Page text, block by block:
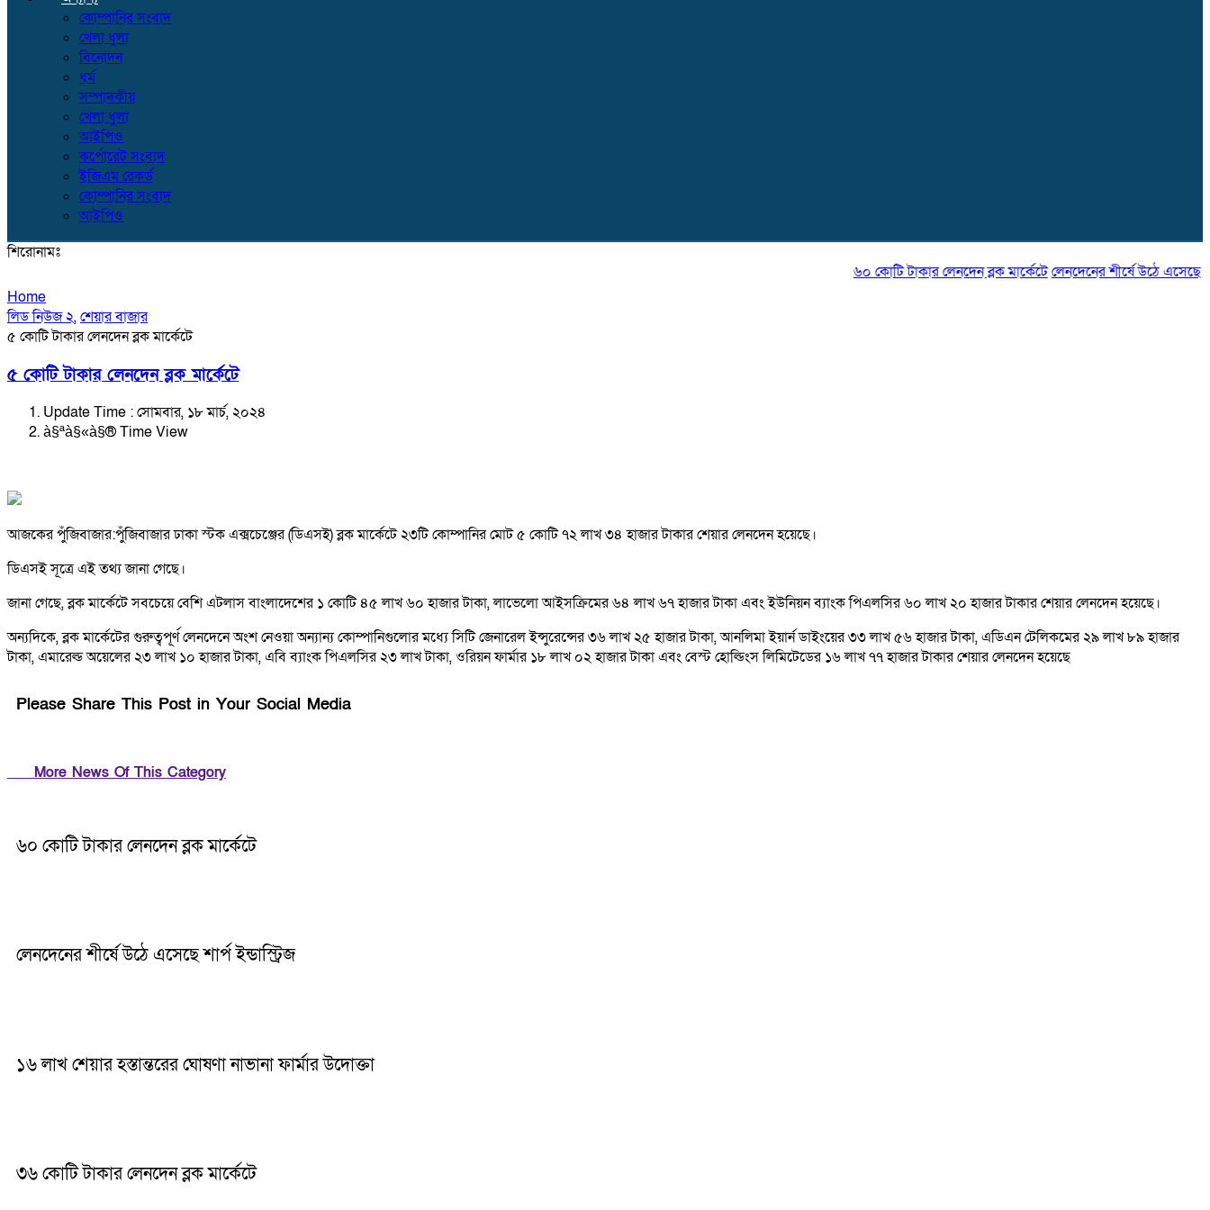
কোম্পানির সংবাদ
খেলা ধুলা
বিনোদন
ধর্ম
সম্পাদকীয়
খেলা ধুলা
আইপিও
কর্পোরেট সংবাদ
ইজিএম রেকর্ড
কোম্পানির সংবাদ
আইপিও
শিরোনামঃ
৬০ কোটি টাকার লেনদেন ব্লক মার্কেটেলেনদেনের শীর্ষে উঠে এসেছে শার্প
Home
লিড নিউজ ২,শেয়ার বাজার
৫ কোটি টাকার লেনদেন ব্লক মার্কেটে
৫ কোটি টাকার লেনদেন ব্লক মার্কেটে
Update Time : সোমবার, ১৮ মার্চ, ২০২৪
à§ªà§«à§® Time View
আজকের পুঁজিবাজার:পুঁজিবাজার ঢাকা স্টক এক্সচেঞ্জের (ডিএসই) ব্লক মার্কেটে ২৩টি কোম্পানির মোট ৫ কোটি ৭২ লাখ ৩৪ হাজার টাকার শেয়ার লেনদেন হয়েছে।
ডিএসই সূত্রে এই তথ্য জানা গেছে।
জানা গেছে, ব্লক মার্কেটে সবচেয়ে বেশি এটলাস বাংলাদেশের ১ কোটি ৪৫ লাখ ৬০ হাজার টাকা, লাভেলো আইসক্রিমের ৬৪ লাখ ৬৭ হাজার টাকা এবং ইউনিয়ন ব্যাংক পিএলসির ৬০ লাখ ২০ হাজার টাকার শেয়ার লেনদেন হয়েছে।
অন্যদিকে, ব্লক মার্কেটের গুরুত্বপূর্ণ লেনদেনে অংশ নেওয়া অন্যান্য কোম্পানিগুলোর মধ্যে সিটি জেনারেল ইন্সুরেন্সের ৩৬ লাখ ২৫ হাজার টাকা, আনলিমা ইয়ার্ন ডাইংয়ের ৩৩ লাখ ৫৬ হাজার টাকা, এডিএন টেলিকমের ২৯ লাখ ৮৯ হাজার
টাকা, এমারেল্ড অয়েলের ২৩ লাখ ১০ হাজার টাকা, এবি ব্যাংক পিএলসির ২৩ লাখ টাকা, ওরিয়ন ফার্মার ১৮ লাখ ০২ হাজার টাকা এবং বেস্ট হোল্ডিংস লিমিটেডের ১৬ লাখ ৭৭ হাজার টাকার শেয়ার লেনদেন হয়েছে
Please Share This Post in Your Social Media
More News Of This Category
৬০ কোটি টাকার লেনদেন ব্লক মার্কেটে
লেনদেনের শীর্ষে উঠে এসেছে শার্প ইন্ডাস্ট্রিজ
১৬ লাখ শেয়ার হস্তান্তরের ঘোষণা নাভানা ফার্মার উদোক্তা
৩৬ কোটি টাকার লেনদেন ব্লক মার্কেটে